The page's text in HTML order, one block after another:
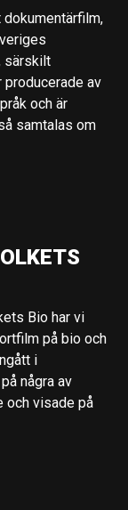
särskilt
producerade av
och är
samtalas om
Bio har vi
på bio och
i
några av
och visade på